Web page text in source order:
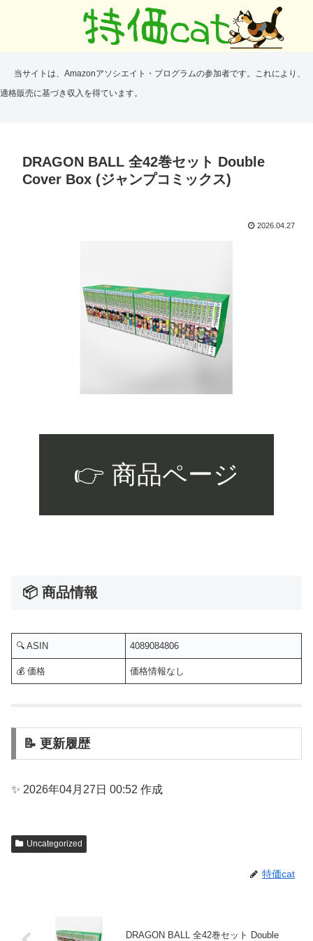
当サイトは、Amazonアソシエイト・プログラムの参加者です。これにより、
適格販売に基づき収入を得ています。
DRAGON BALL 全42巻セット Double
Cover Box (ジャンプコミックス)
2026.04.27
👉 商品ページ
📦 商品情報
🔍 ASIN 4089084806
💰 価格 価格情報なし
📝 更新履歴
✨ 2026年04月27日 00:52 作成
Uncategorized
特価cat
DRAGON BALL 全42巻セット Double